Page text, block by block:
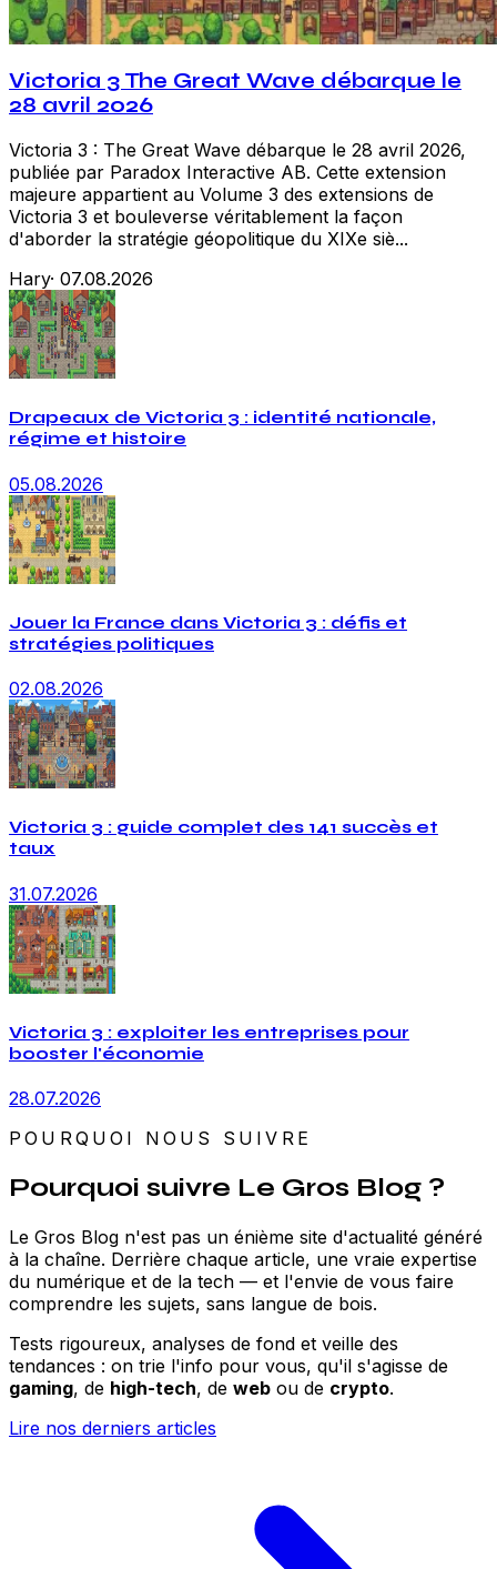
Victoria 3 The Great Wave débarque le
28 avril 2026
Victoria 3 : The Great Wave débarque le 28 avril 2026,
publiée par Paradox Interactive AB. Cette extension
majeure appartient au Volume 3 des extensions de
Victoria 3 et bouleverse véritablement la façon
d'aborder la stratégie géopolitique du XIXe siè...
Hary· 07.08.2026
Drapeaux de Victoria 3 : identité nationale,
régime et histoire
05.08.2026
Jouer la France dans Victoria 3 : défis et
stratégies politiques
02.08.2026
Victoria 3 : guide complet des 141 succès et
taux
31.07.2026
Victoria 3 : exploiter les entreprises pour
booster l'économie
28.07.2026
POURQUOI NOUS SUIVRE
Pourquoi suivre Le Gros Blog ?
Le Gros Blog n'est pas un énième site d'actualité généré
à la chaîne. Derrière chaque article, une vraie expertise
du numérique et de la tech — et l'envie de vous faire
comprendre les sujets, sans langue de bois.
Tests rigoureux, analyses de fond et veille des
tendances : on trie l'info pour vous, qu'il s'agisse de
gaming, de high-tech, de web ou de crypto.
Lire nos derniers articles